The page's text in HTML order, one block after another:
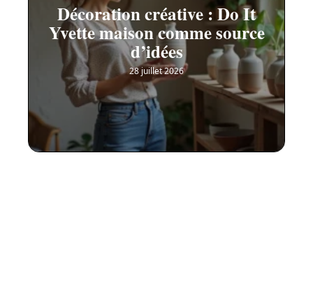
Décoration créative : Do It
Yvette maison comme source
d’idées
28 juillet 2026